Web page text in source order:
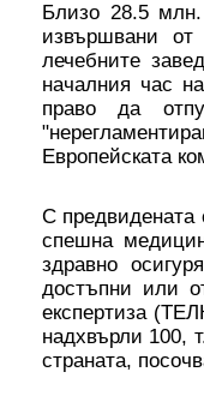
Близо 28.5 млн.
извършвани
лечебните
началния час
право да
Европейската
С предвидената
спешна
здравно
достъпни или
експертиза
надхвърли 100,
страната,